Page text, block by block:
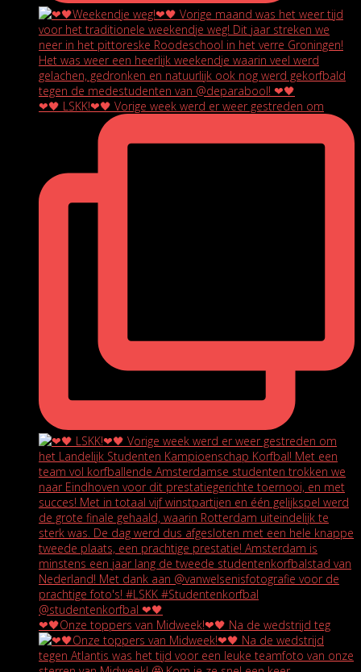
❤🖤 LSKK!❤🖤 Vorige week werd er weer gestreden om
❤🖤Onze toppers van Midweek!❤🖤 Na de wedstrijd teg